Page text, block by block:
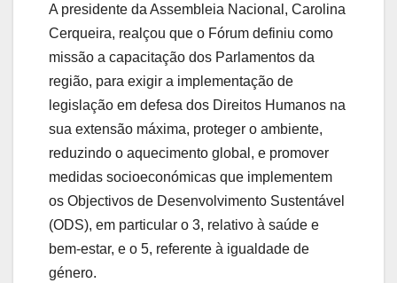
A presidente da Assembleia Nacional, Carolina
Cerqueira, realçou que o Fórum definiu como
missão a capacitação dos Parlamentos da
região, para exigir a implementação de
legislação em defesa dos Direitos Humanos na
sua extensão máxima, proteger o ambiente,
reduzindo o aquecimento global, e promover
medidas socioeconómicas que implementem
os Objectivos de Desenvolvimento Sustentável
(ODS), em particular o 3, relativo à saúde e
bem-estar, e o 5, referente à igualdade de
género.